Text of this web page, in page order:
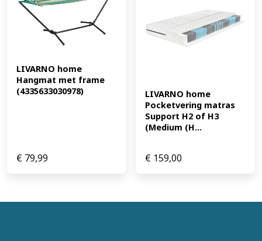
LIVARNO home
Hangmat met frame
(4335633030978)
€ 79,99
LIVARNO home
Pocketvering matras
Support H2 of H3
(Medium (H...
€ 159,00